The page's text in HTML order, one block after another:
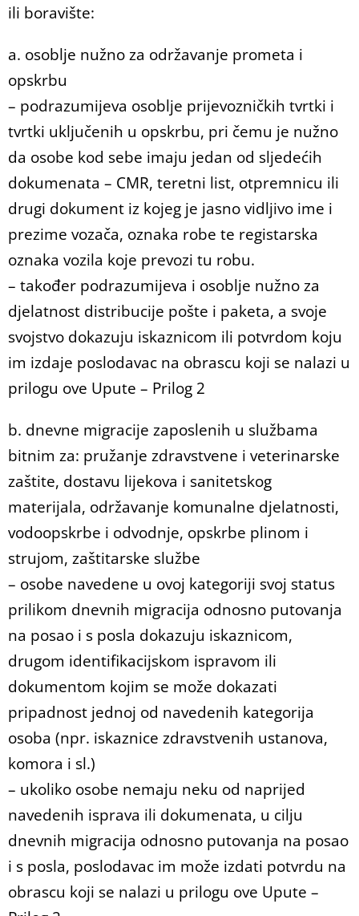
ili boravište:
a. osoblje nužno za održavanje prometa i
opskrbu
– podrazumijeva osoblje prijevozničkih tvrtki i
tvrtki uključenih u opskrbu, pri čemu je nužno
da osobe kod sebe imaju jedan od sljedećih
dokumenata – CMR, teretni list, otpremnicu ili
drugi dokument iz kojeg je jasno vidljivo ime i
prezime vozača, oznaka robe te registarska
oznaka vozila koje prevozi tu robu.
– također podrazumijeva i osoblje nužno za
djelatnost distribucije pošte i paketa, a svoje
svojstvo dokazuju iskaznicom ili potvrdom koju
im izdaje poslodavac na obrascu koji se nalazi u
prilogu ove Upute – Prilog 2
b. dnevne migracije zaposlenih u službama
bitnim za: pružanje zdravstvene i veterinarske
zaštite, dostavu lijekova i sanitetskog
materijala, održavanje komunalne djelatnosti,
vodoopskrbe i odvodnje, opskrbe plinom i
strujom, zaštitarske službe
– osobe navedene u ovoj kategoriji svoj status
prilikom dnevnih migracija odnosno putovanja
na posao i s posla dokazuju iskaznicom,
drugom identifikacijskom ispravom ili
dokumentom kojim se može dokazati
pripadnost jednoj od navedenih kategorija
osoba (npr. iskaznice zdravstvenih ustanova,
komora i sl.)
– ukoliko osobe nemaju neku od naprijed
navedenih isprava ili dokumenata, u cilju
dnevnih migracija odnosno putovanja na posao
i s posla, poslodavac im može izdati potvrdu na
obrascu koji se nalazi u prilogu ove Upute –